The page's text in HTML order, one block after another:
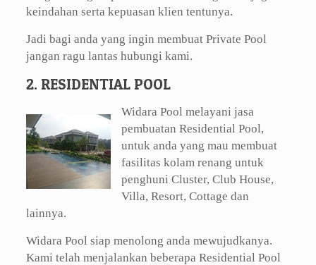
keindahan serta kepuasan klien tentunya.
Jadi bagi anda yang ingin membuat Private Pool
jangan ragu lantas hubungi kami.
2. RESIDENTIAL POOL
Widara Pool melayani jasa
pembuatan Residential Pool,
untuk anda yang mau membuat
fasilitas kolam renang untuk
penghuni Cluster, Club House,
Villa, Resort, Cottage dan
lainnya.
Widara Pool siap menolong anda mewujudkanya.
Kami telah menjalankan beberapa Residential Pool